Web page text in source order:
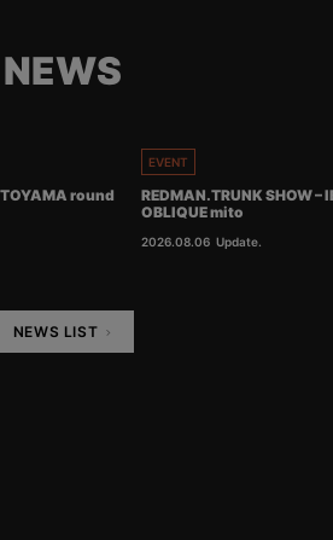
NEWS
TOYAMA round
EVENT
REDMAN.TRUNK SHOW
OBLIQUE mito
2026.08.06 Update.
NEWS LIST